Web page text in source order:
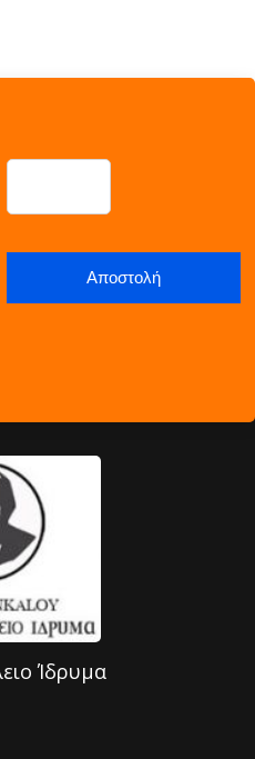
Ίδρυμα